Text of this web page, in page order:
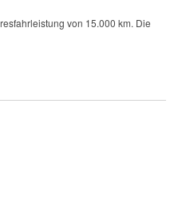
von 15.000 km. Die